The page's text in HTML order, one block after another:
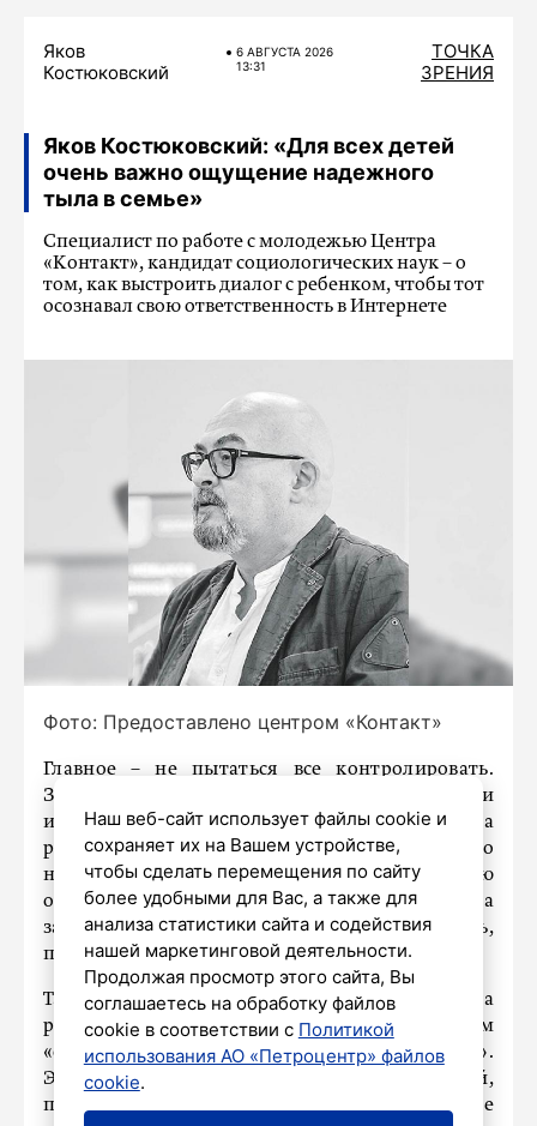
Яков
Костюковский
6 АВГУСТА 2026
13:31
ТОЧКА
ЗРЕНИЯ
Яков Костюковский: «Для всех детей
очень важно ощущение надежного
тыла в семье»
Специалист по работе с молодежью Центра
«Контакт», кандидат социологических наук – о
том, как выстроить диалог с ребенком, чтобы тот
осознавал свою ответственность в Интернете
Фото: Предоставлено центром «Контакт»
Главное – не пытаться все контролировать.
Задавайте рамки, объясняйте, почему то или
иное действие – это плохо, неправильно, тогда
ребенок будет понимать, когда он что‑то
нарушает, а это первый шаг к осознанию
ответственности и законопослушанию. Ваша
задача – чтобы ребенок сам решил не нарушать,
потому что уважает вас и свою будущую жизнь.
Также важный момент – говорить с ним на
равных. У подростка включается режим
«обязаловки», когда он слышит «ты должен».
Это бездумное выполнение каких‑то действий,
превращающееся в ритуал или же вызывающее
Наш веб-сайт использует файлы cookie и
сохраняет их на Вашем устройстве,
чтобы сделать перемещения по сайту
более удобными для Вас, а также для
анализа статистики сайта и содействия
нашей маркетинговой деятельности.
Продолжая просмотр этого сайта, Вы
соглашаетесь на обработку файлов
cookie в соответствии с Политикой
использования АО «Петроцентр» файлов
cookie.